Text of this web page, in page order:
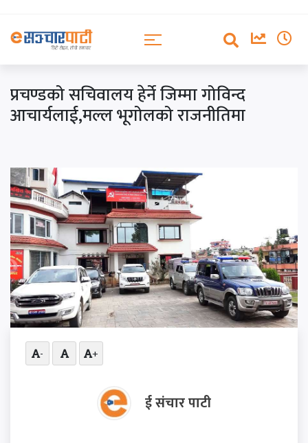
प्रचण्डको सचिवालय हेर्ने जिम्मा गोविन्द
आचार्यलाई,मल्ल भूगोलको राजनीतिमा
- +
ई संचार पाटी